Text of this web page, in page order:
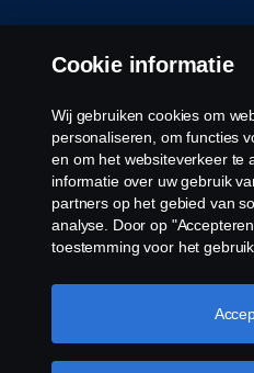
© Copyright Scania 2026 Alle
9598 4801 LN, Spinveld 57,
(0)76-5254 000 KvK-nummer:
Cookie informatie
Wij gebruiken cookies om
personaliseren, om functies
en om het websiteverkeer te
informatie over uw gebruik
partners op het gebied van
analyse. Door op
toestemming voor het
op "Cookie Instellingen" te
selecteren die u wilt